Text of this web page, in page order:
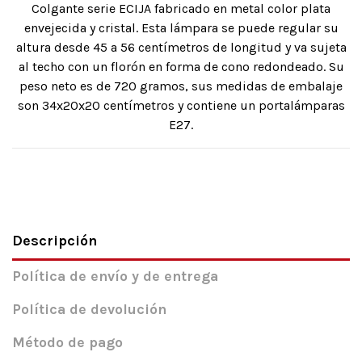
Colgante serie ECIJA fabricado en metal color plata
envejecida y cristal. Esta lámpara se puede regular su
altura desde 45 a 56 centímetros de longitud y va sujeta
al techo con un florón en forma de cono redondeado. Su
peso neto es de 720 gramos, sus medidas de embalaje
son 34x20x20 centímetros y contiene un portalámparas
E27.
Descripción
Política de envío y de entrega
Política de devolución
Método de pago